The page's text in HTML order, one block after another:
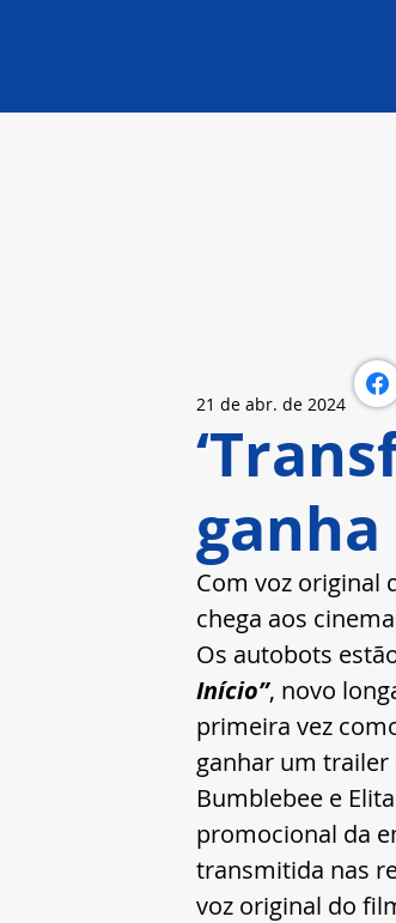
21 de abr. de 2024
Com voz original
chega aos
Os autobots
Início”, novo
primeira vez
ganhar um
Bumblebee e
promocional da
transmitida nas
voz original do